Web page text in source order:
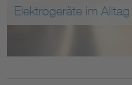
Elektrogeräte im Alltag